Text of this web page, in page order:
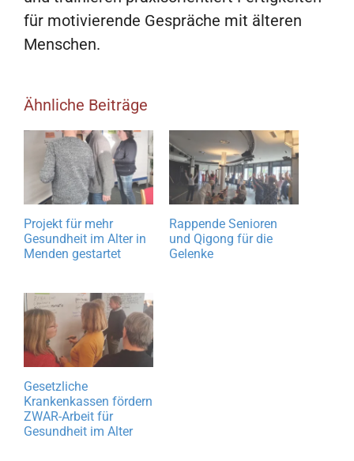
für motivierende Gespräche mit älteren
Menschen.
Ähnliche Beiträge
Projekt für mehr
Gesundheit im Alter in
Menden gestartet
Rappende Senioren
und Qigong für die
Gelenke
Gesetzliche
Krankenkassen fördern
ZWAR-Arbeit für
Gesundheit im Alter